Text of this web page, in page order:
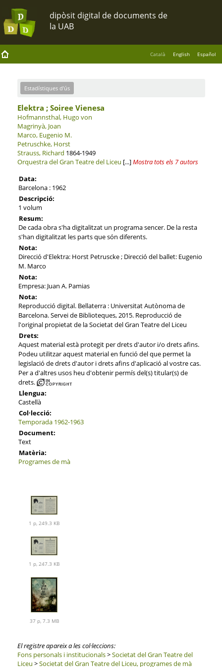
Català English Español
Estadístiques d'ús
Elektra ; Soiree Vienesa
Hofmannsthal, Hugo von
Magrinyà, Joan
Marco, Eugenio M.
Petruschke, Horst
Strauss, Richard 1864-1949
Orquestra del Gran Teatre del Liceu [...]Mostra tots els 7 autors
Data:
Barcelona : 1962
Descripció:
1 volum
Resum:
De cada obra s'ha digitalitzat un programa sencer. De la resta
s'han digitalitzat les parts que són diferents.
Nota:
Direcció d'Elektra: Horst Petruscke ; Direcció del ballet: Eugenio
M. Marco
Nota:
Empresa: Juan A. Pamias
Nota:
Reproducció digital. Bellaterra : Universitat Autònoma de
Barcelona. Servei de Biblioteques, 2015. Reproducció de
l'original propietat de la Societat del Gran Teatre del Liceu
Drets:
Aquest material està protegit per drets d'autor i/o drets afins.
Podeu utilitzar aquest material en funció del que permet la
legislació de drets d'autor i drets afins d'aplicació al vostre cas.
Per a d'altres usos heu d'obtenir permís del(s) titular(s) de
drets.
Llengua:
Castellà
Col·lecció:
Temporada 1962-1963
Document:
Text
Matèria:
Programes de mà
1 p, 249.3 KB
1 p, 247.3 KB
37 p, 7.3 MB
El registre apareix a les col·leccions:
Fons personals i institucionals>Societat del Gran Teatre del
Liceu >Societat del Gran Teatre del Liceu, programes de mà